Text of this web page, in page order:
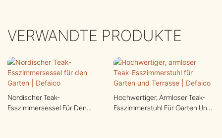
VERWANDTE PRODUKTE
Nordischer Teak-
Esszimmersessel Für Den
Hochwertiger, Armloser Teak-
Esszimmerstuhl Für Garten Und